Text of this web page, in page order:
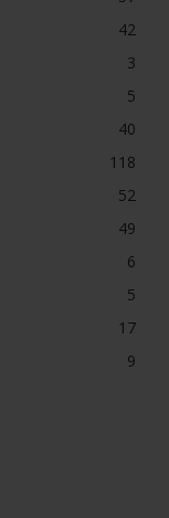
42
3
5
40
118
52
49
6
5
17
9